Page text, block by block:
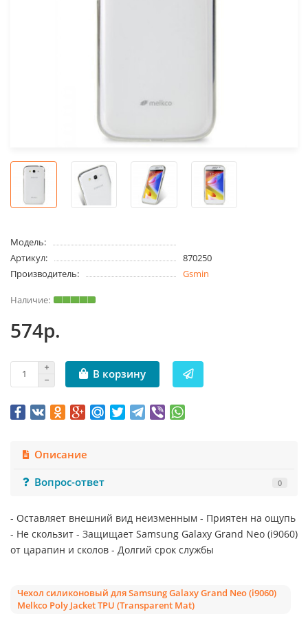
Модель:
Артикул:
870250
Производитель:
Gsmin
574р.
В корзину
Описание
Вопрос-ответ
0
- Оставляет внешний вид неизменным - Приятен на ощупь
- Не скользит - Защищает Samsung Galaxy Grand Neo (i9060)
от царапин и сколов - Долгий срок службы
Чехол силиконовый для Samsung Galaxy Grand Neo (i9060)
Melkco Poly Jacket TPU (Transparent Mat)